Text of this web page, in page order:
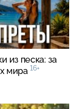
из песка: за
мира 16+